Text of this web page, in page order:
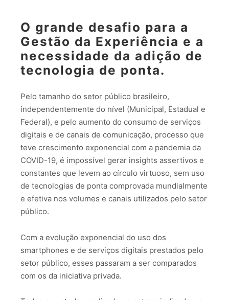
O grande desafio para a
Gestão da Experiência e a
necessidade da adição de
tecnologia de ponta.
Pelo tamanho do setor público brasileiro,
independentemente do nível (Municipal, Estadual e
Federal), e pelo aumento do consumo de serviços
digitais e de canais de comunicação, processo que
teve crescimento exponencial com a pandemia da
COVID-19, é impossível gerar insights assertivos e
constantes que levem ao círculo virtuoso, sem uso
de tecnologias de ponta comprovada mundialmente
e efetiva nos volumes e canais utilizados pelo setor
público.
Com a evolução exponencial do uso dos
smartphones e de serviços digitais prestados pelo
setor público, esses passaram a ser comparados
com os da iniciativa privada.